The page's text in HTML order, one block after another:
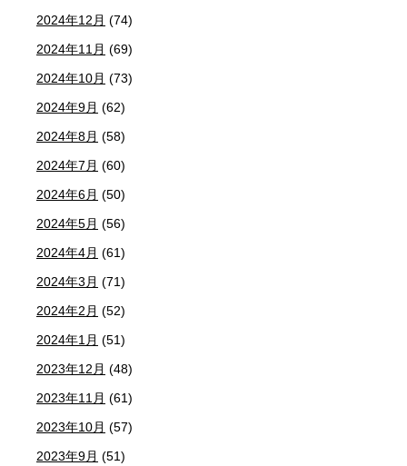
2024年12月 (74)
2024年11月 (69)
2024年10月 (73)
2024年9月 (62)
2024年8月 (58)
2024年7月 (60)
2024年6月 (50)
2024年5月 (56)
2024年4月 (61)
2024年3月 (71)
2024年2月 (52)
2024年1月 (51)
2023年12月 (48)
2023年11月 (61)
2023年10月 (57)
2023年9月 (51)